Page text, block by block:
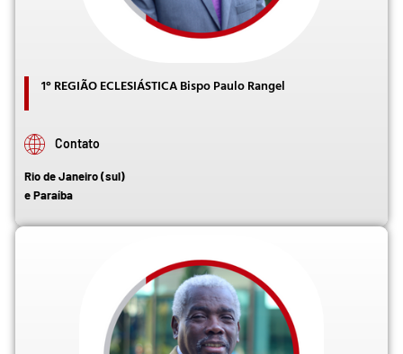
1° REGIÃO ECLESIÁSTICA Bispo Paulo Rangel
Contato
Rio de Janeiro (sul)
e Paraíba